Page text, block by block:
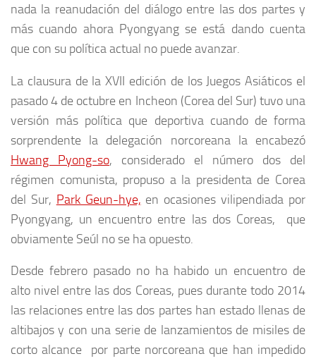
nada la reanudación del diálogo entre las dos partes y
más cuando ahora Pyongyang se está dando cuenta
que con su política actual no puede avanzar.
La clausura de la XVII edición de los Juegos Asiáticos el
pasado 4 de octubre en Incheon (Corea del Sur) tuvo una
versión más política que deportiva cuando de forma
sorprendente la delegación norcoreana la encabezó
Hwang Pyong-so, considerado el número dos del
régimen comunista, propuso a la presidenta de Corea
del Sur, Park Geun-hye, en ocasiones vilipendiada por
Pyongyang, un encuentro entre las dos Coreas, que
obviamente Seúl no se ha opuesto.
Desde febrero pasado no ha habido un encuentro de
alto nivel entre las dos Coreas, pues durante todo 2014
las relaciones entre las dos partes han estado llenas de
altibajos y con una serie de lanzamientos de misiles de
corto alcance por parte norcoreana que han impedido